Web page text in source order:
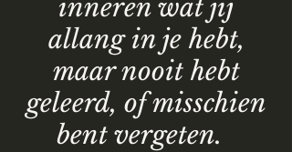
inneren wat jij
allang in je hebt,
maar nooit hebt
geleerd, of misschien
bent vergeten.